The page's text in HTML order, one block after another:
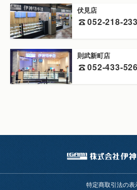
伏見店
052-218-
則武新町店
052-433-
特定商取引法の表